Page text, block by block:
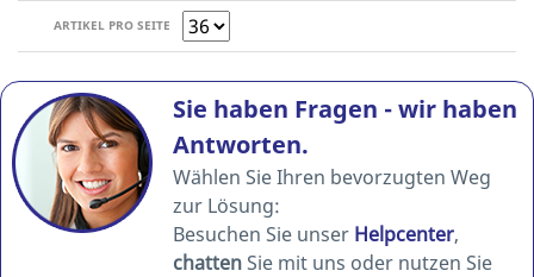
ARTIKEL PRO SEITE
Sie haben Fragen - wir haben
Antworten.
Wählen Sie Ihren bevorzugten Weg
zur Lösung:
Besuchen Sie unser Helpcenter,
chattenSie mit uns oder nutzen Sie